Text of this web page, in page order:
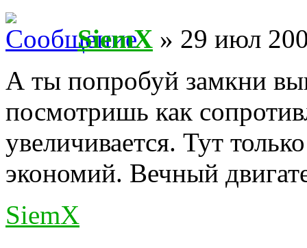
SiemX » 29 июл
А ты попробуй замкни
посмотришь как
увеличивается. Тут
экономий. Вечный
SiemX